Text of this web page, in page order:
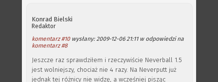
Konrad Bielski
Redaktor
komentarz #10wysłany: 2009-12-06 21:11 w odpowiedzi na
komentarz #8
Jeszcze raz sprawdziłem i rzeczywiście Neverball 1.5
jest wolniejszy, chociaż nie 4 razy. Na Neverputt już
jednak tej różnicy nie widzę, a wcześniej pisząc